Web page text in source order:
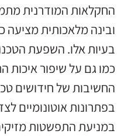
החקלאות המודרנית
ובינה מלאכותית
בעיות אלו. השפעת
כמו גם על שיפור איכות
החשיבות של חידושים
בפתרונות אוטונומיים
במניעת התפשטות